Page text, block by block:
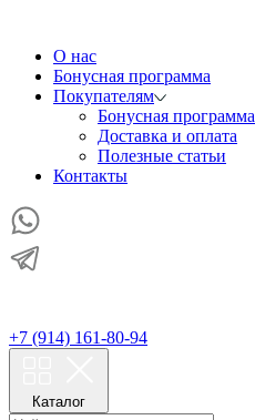
О нас
Бонусная программа
Покупателям
Бонусная программа
Доставка и оплата
Полезные статьи
Контакты
+7 (914) 161-80-94
Каталог